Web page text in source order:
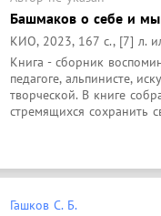
Башмаков о себе и
КИО, 2023, 167 с., [7] л.
Книга - сборник
педагоге, альпинисте,
творческой. В книге
стремящихся сохранить
Гашков С. Б.